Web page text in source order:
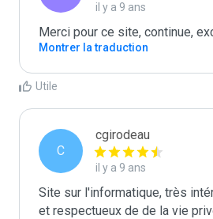
il y a 9 ans
Merci pour ce site, continue,
Montrer la traduction
Utile
C
cgirodeau
il y a 9 ans
Site sur l'informatique, très
et respectueux de de la vie